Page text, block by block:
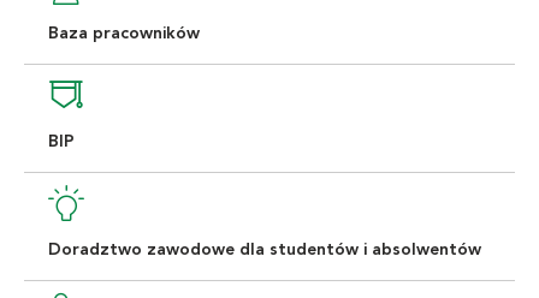
Baza pracowników
BIP
Doradztwo zawodowe dla studentów i absolwentów